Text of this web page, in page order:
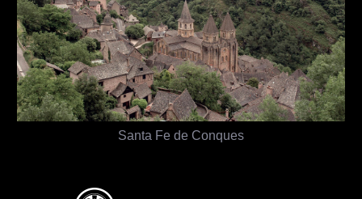
Santa Fe de Conques